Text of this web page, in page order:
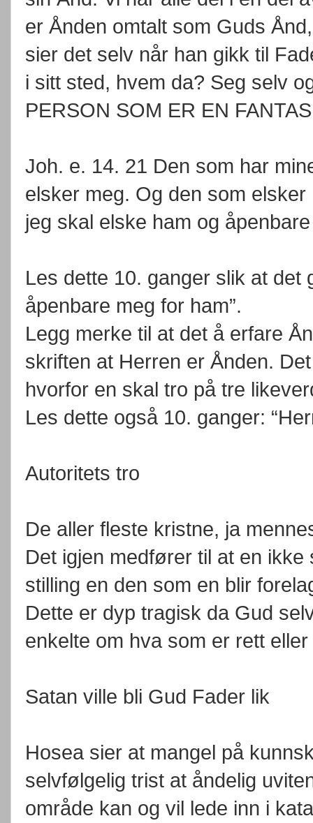
er Ånden omtalt som Guds
sier det selv når han gikk til
i sitt sted, hvem da? Seg selv
PERSON SOM ER EN
Joh. e. 14. 21 Den som har
elsker meg. Og den som
jeg skal elske ham og
Les dette 10. ganger slik at det
åpenbare meg for ham”.
Legg merke til at det å erfare
skriften at Herren er Ånden.
hvorfor en skal tro på tre
Les dette også 10. ganger:
Autoritets tro
De aller fleste kristne, ja
Det igjen medfører til at en
stilling en den som en blir
Dette er dyp tragisk da Gud
enkelte om hva som er rett
Satan ville bli Gud Fader lik
Hosea sier at mangel på
selvfølgelig trist at åndelig
område kan og vil lede inn i